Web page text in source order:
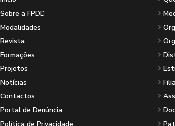
Sobre a FPDD
Modalidades
Revista
Formações
Projetos
Notícias
Contactos
Portal de Denúncia
Política de Privacidade